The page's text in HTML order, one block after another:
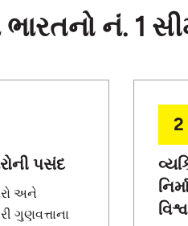
નં. 1
પસંદ
અને
ગુણવત્તાના
2